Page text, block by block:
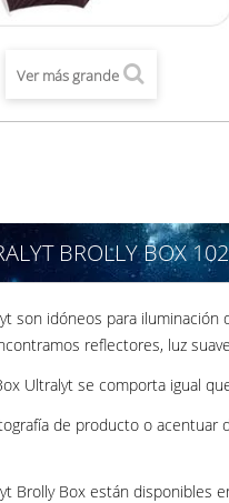
Ver más grande
BROLLY BOX
son idóneos para
reflectores, luz
Ultralyt se comporta igual
de producto o
Brolly Box están disponibles